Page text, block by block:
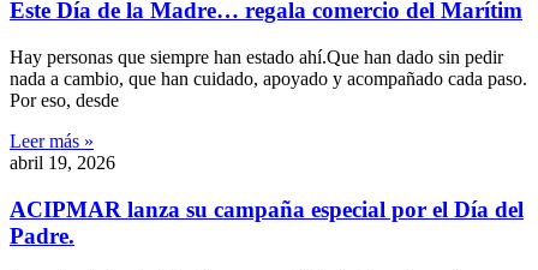
Este Día de la Madre… regala comercio del Marítim
Hay personas que siempre han estado ahí.Que han dado sin pedir
nada a cambio, que han cuidado, apoyado y acompañado cada paso.
Por eso, desde
Leer más »
abril 19, 2026
ACIPMAR lanza su campaña especial por el Día del
Padre.